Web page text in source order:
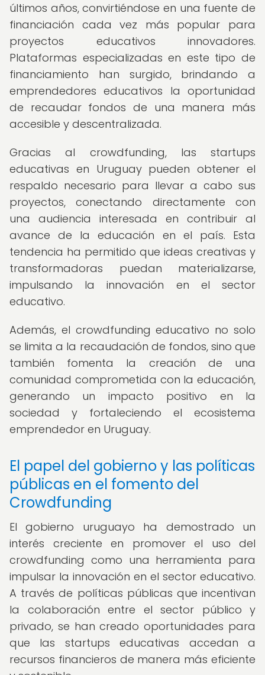
últimos años, convirtiéndose en una fuente de
financiación cada vez más popular para
proyectos educativos innovadores.
Plataformas especializadas en este tipo de
financiamiento han surgido, brindando a
emprendedores educativos la oportunidad
de recaudar fondos de una manera más
accesible y descentralizada.
Gracias al crowdfunding, las startups
educativas en Uruguay pueden obtener el
respaldo necesario para llevar a cabo sus
proyectos, conectando directamente con
una audiencia interesada en contribuir al
avance de la educación en el país. Esta
tendencia ha permitido que ideas creativas y
transformadoras puedan materializarse,
impulsando la innovación en el sector
educativo.
Además, el crowdfunding educativo no solo
se limita a la recaudación de fondos, sino que
también fomenta la creación de una
comunidad comprometida con la educación,
generando un impacto positivo en la
sociedad y fortaleciendo el ecosistema
emprendedor en Uruguay.
El papel del gobierno y las políticas
públicas en el fomento del
Crowdfunding
El gobierno uruguayo ha demostrado un
interés creciente en promover el uso del
crowdfunding como una herramienta para
impulsar la innovación en el sector educativo.
A través de políticas públicas que incentivan
la colaboración entre el sector público y
privado, se han creado oportunidades para
que las startups educativas accedan a
recursos financieros de manera más eficiente